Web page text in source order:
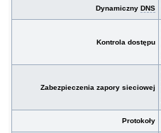
DynamicznyDNS
Kontrola dostępu
Zabezpieczenia zapory sieciowej
Protokoły